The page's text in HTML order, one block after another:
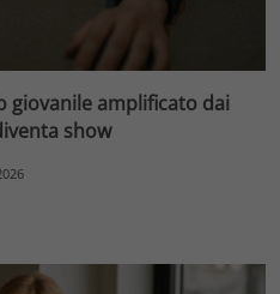
giovanile amplificato dai
show